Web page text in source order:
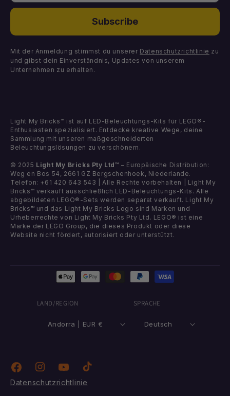
Fehlerhafte Komponenten
DIY-Lichtpakete
Komponenten
Subscribe
Mit der Anmeldung stimmst du unserer Datenschutzrichtlinie zu
und gibst dein Einverständnis, Updates von unserem
Unternehmen zu erhalten.
Light My Bricks™ ist auf LED-Beleuchtungs-Kits für LEGO®-
Enthusiasten spezialisiert. Entdecke kreative Wege, deine
Sammlung mit unseren maßgeschneiderten
Beleuchtungslösungen zu verschönern.
© 2025 Light My Bricks Pty Ltd™– Europäische Distribution:
Weg en Bos 54, 2661 GZ Bergschenhoek, Niederlande.
Telefon: +61 420 643 543 | Alle Rechte vorbehalten | Light My
Bricks™ verkauft ausschließlich LED-Beleuchtungs-Kits. Alle
abgebildeten LEGO®-Sets werden separat verkauft. Light My
Bricks™ und das Light My Bricks Logo sind Marken und
Urheberrechte von Light My Bricks Pty Ltd. LEGO® ist eine
Marke der LEGO Group, die dieses Produkt oder diese
Website nicht fördert, autorisiert oder unterstützt.
LAND/REGION
Andorra | EUR €
SPRACHE
Deutsch
Zahlungsmethoden
Datenschutzrichtlinie
FacebookInstagramYouTubeTikTok